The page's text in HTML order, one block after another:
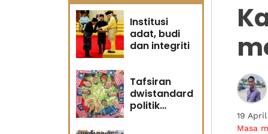
Institusi
adat, budi
dan integriti
Tafsiran
dwistandard
politik
19
Masa